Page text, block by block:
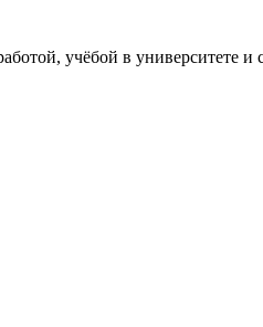
учёбой в университете